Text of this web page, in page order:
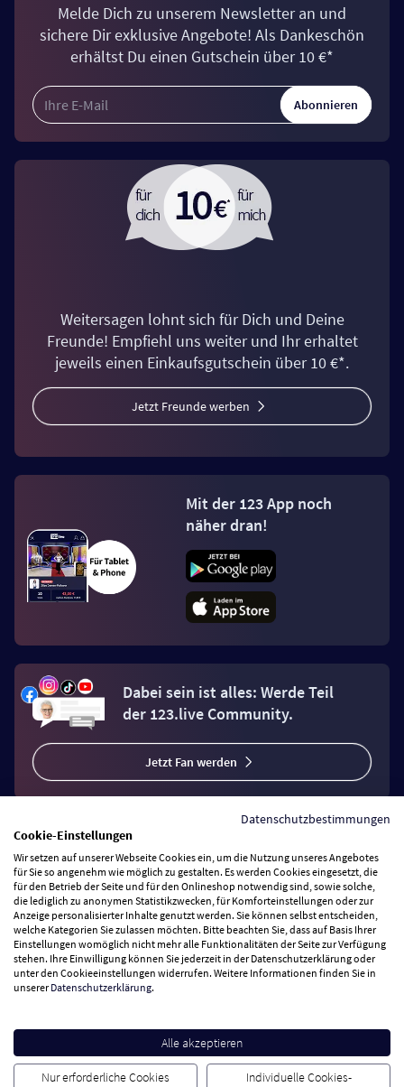
Melde Dich zu unserem Newsletter an und
sichere Dir exklusive Angebote! Als Dankeschön
erhältst Du einen Gutschein über 10 €*
Abonnieren
Weitersagen lohnt sich für Dich und Deine
Freunde! Empfiehl uns weiter und Ihr erhaltet
jeweils einen Einkaufsgutschein über 10 €*.
Jetzt Freunde werben
Mit der 123 App noch
näher dran!
Dabei sein ist alles: Werde Teil
der 123.live Community.
Jetzt Fan werden
Vertrag widerrufen
Zahlungsarten
Wir versenden mit
Besuchen Sie uns
Datenschutzbestimmungen
Cookie-Einstellungen
Wir setzen auf unserer Webseite Cookies ein, um die Nutzung unseres Angebotes
für Sie so angenehm wie möglich zu gestalten. Es werden Cookies eingesetzt, die
für den Betrieb der Seite und für den Onlineshop notwendig sind, sowie solche,
die lediglich zu anonymen Statistikzwecken, für Komforteinstellungen oder zur
Anzeige personalisierter Inhalte genutzt werden. Sie können selbst entscheiden,
welche Kategorien Sie zulassen möchten. Bitte beachten Sie, dass auf Basis Ihrer
Einstellungen womöglich nicht mehr alle Funktionalitäten der Seite zur Verfügung
stehen. Ihre Einwilligung können Sie jederzeit in der Datenschutzerklärung oder
unter den Cookieeinstellungen widerrufen. Weitere Informationen finden Sie in
unsererDatenschutzerklärung.
Alle akzeptieren
Nur erforderliche Cookies Individuelle Cookies-